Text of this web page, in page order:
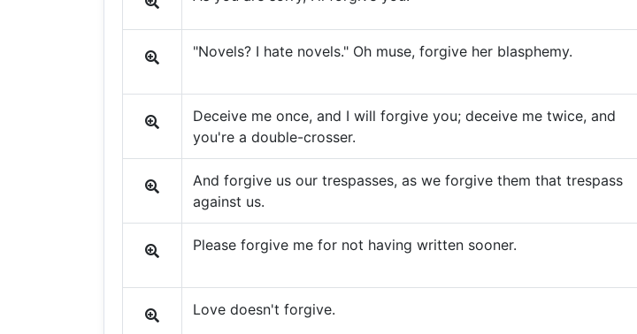
"Novels? I hate novels." Oh muse, forgive her blasphemy.
Deceive me once, and I will forgive you; deceive me twice, and
you're a double-crosser.
And forgive us our trespasses, as we forgive them that trespass
against us.
Please forgive me for not having written sooner.
Love doesn't forgive.